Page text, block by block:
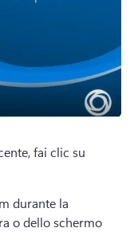
fai clic su
durante la
o dello schermo